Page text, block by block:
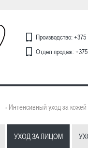
Производство:
Отдел продаж:
→ Интенсивный уход за кожей
УХОД ЗА ЛИЦОМ